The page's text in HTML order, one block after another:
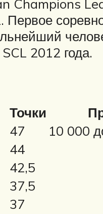
Champions
Первое
2012 года.
Точки
47
10 000
44
42,5
37,5
37